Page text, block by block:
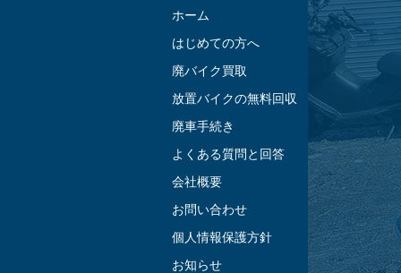
ホーム
はじめての方へ
廃バイク買取
放置バイクの無料回収
廃車手続き
よくある質問と回答
会社概要
お問い合わせ
個人情報保護方針
お知らせ